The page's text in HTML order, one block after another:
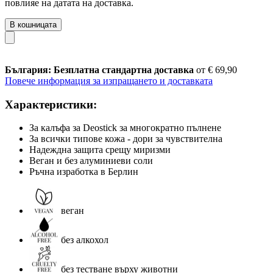
повлияе на датата на доставка.
В кошницата
България: Безплатна стандартна доставка от € 69,90
Повече информация за изпращането и доставката
Характеристики:
За калъфа за Deostick за многократно пълнене
За всички типове кожа - дори за чувствителна
Надеждна защита срещу миризми
Веган и без алуминиеви соли
Ръчна изработка в Берлин
веган
без алкохол
без тестване върху животни